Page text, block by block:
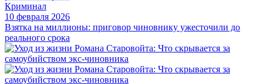
Криминал
10 февраля 2026
Взятка на миллионы: приговор чиновнику ужесточили до
реального срока